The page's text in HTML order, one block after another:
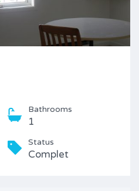
Bathrooms
1
Status
Complet